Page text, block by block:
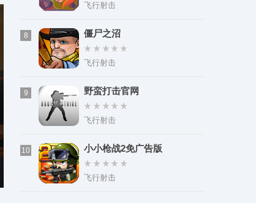
飞行射击
8 僵尸之沼
飞行射击
9 野蛮打击官网
飞行射击
10 小小枪战2免广告版
飞行射击